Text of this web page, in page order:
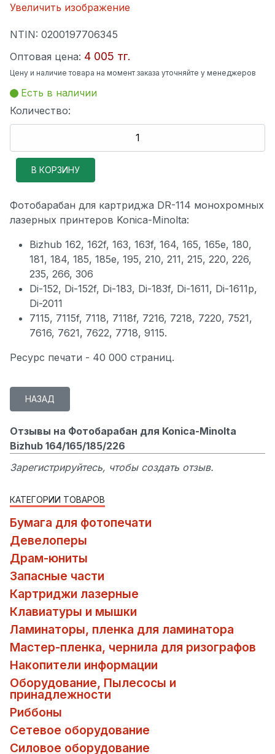
Увеличить изображение
NTIN: 0200197706345
Оптовая цена: 4 005 тг.
Цену и наличие товара на момент заказа уточняйте у менеджеров
Есть в наличии
Количество:
Фотобарабан для картриджа DR-114 монохромных
лазерных принтеров Konica-Minolta:
Bizhub 162, 162f, 163, 163f, 164, 165, 165e, 180,
181, 184, 185, 185e, 195, 210, 211, 215, 220, 226,
235, 266, 306
Di-152, Di-152f, Di-183, Di-183f, Di-1611, Di-1611p,
Di-2011
7115, 7115f, 7118, 7118f, 7216, 7218, 7220, 7521,
7616, 7621, 7622, 7718, 9115.
Ресурс печати - 40 000 страниц.
Отзывы на Фотобарабан для Konica-Minolta
Bizhub 164/165/185/226
Зарегистрируйтесь, чтобы создать отзыв.
КАТЕГОРИИ ТОВАРОВ
Бумага для фотопечати
Девелоперы
Драм-юниты
Запасные части
Картриджи лазерные
Клавиатуры и мышки
Ламинаторы, пленка для ламинатора
Мастер-пленка, чернила для ризографов
Накопители информации
Оборудование, Пылесосы и
принадлежности
Риббоны
Сетевое оборудование
Силовое оборудование